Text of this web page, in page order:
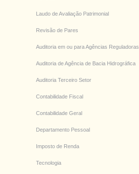
Laudo de Avaliação Patrimonial
Revisão de Pares
Auditoria em ou para Agências Reguladoras
Auditoria de Agência de Bacia Hidrográfica
Auditoria Terceiro Setor
Contabilidade Fiscal
Contabilidade Geral
Departamento Pessoal
Imposto de Renda
Tecnologia